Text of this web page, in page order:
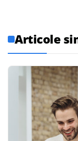
Articole